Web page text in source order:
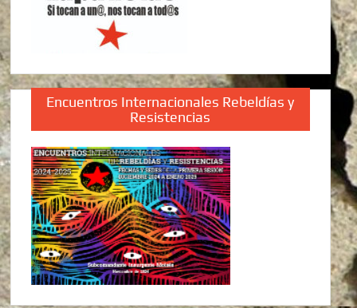
Encuentros Internacionales Rebeldías y
Resistencias